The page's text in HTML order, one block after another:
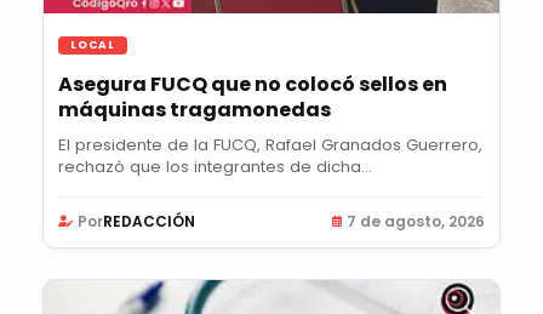
LOCAL
Asegura FUCQ que no colocó sellos en
máquinas tragamonedas
El presidente de la FUCQ, Rafael Granados Guerrero,
rechazó que los integrantes de dicha...
PorREDACCIÓN 7 de agosto, 2026